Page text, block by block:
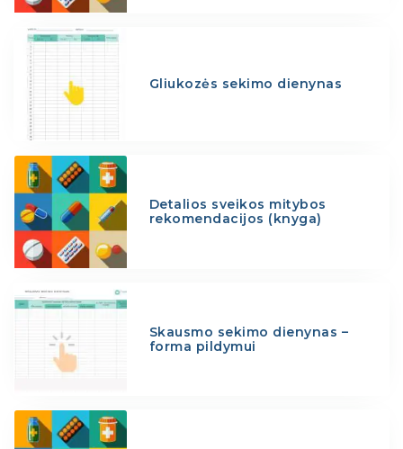
Gliukozės sekimo dienynas
Detalios sveikos mitybos
rekomendacijos (knyga)
Skausmo sekimo dienynas –
forma pildymui